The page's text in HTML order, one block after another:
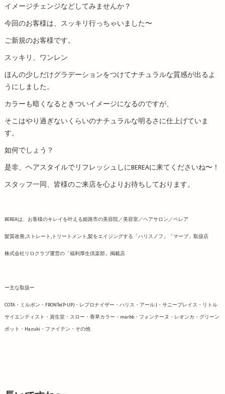
イメージチェンジなどしてみませんか？
今回のお客様は、スッキリ行っちゃいました〜
ご新規のお客様です。
スッキリ、ワンレン
ほんの少しだけグラデーションをつけてナチュラルな質感が出るよ
うにしました。
カラーも暗くなるときついイメージになるのですが、
そこはやり過ぎないくらいのナチュラルな明るさに仕上げていま
す。
如何でしょう？
是非、ヘアスタイルでリフレッシュしにBEREAに来てくださいね〜！
スタッフ一同、皆様のご来店を心よりお待ちしております。
BEREAは、お客様のキレイを叶える姫路市の美容院／美容室／ヘアサロン／ベレア
髪質改善,ストレート,トリートメント,髪をエイジングする「ハリスノフ」「マーブ」取扱店
株式会社リロクラブ運営の「福利厚生倶楽部」掲載店
ー主な取扱ー
COTA・ミルボン・FRONTe(P-UP)・レプロナイザー・ハリス・アール J・サニープレイス・リトル
サイエンティスト・資生堂・スロー・香草カラー・marbb・フォンテーヌ・レオンカ・グリーン
ポット・Hazuki・ファイテン・その他